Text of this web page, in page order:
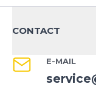
CONTACT
E-MAIL